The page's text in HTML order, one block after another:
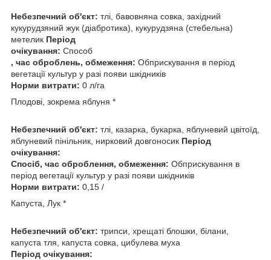
Небезпечний об'єкт: тлі, бавовняна совка, західний
кукурудзяний жук (діабротика), кукурудзяна (стебельна)
метелик Період
очікування: Способ
, час оброблень, обмеження: Обприскування в період
вегетації культур у разі появи шкідників
Норми витрати: 0 л/га
Плодові, зокрема яблуня *
Небезпечний об'єкт: тлі, казарка, букарка, яблуневий цвітоїд,
яблуневий пінільник, нирковий довгоносик Період
очікування:
Спосіб, час оброблення, обмеження: Обприскування в
період вегетації культур у разі появи шкідників
Норми витрати: 0,15 /
Капуста, Лук *
Небезпечний об'єкт: трипси, хрещаті блошки, білани,
капуста тля, капуста совка, цибулева муха
Період очікування: